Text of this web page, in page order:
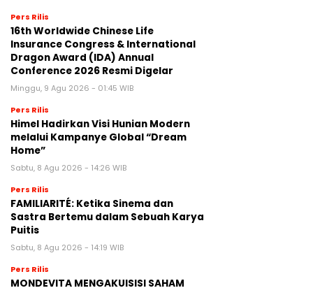
Pers Rilis
16th Worldwide Chinese Life
Insurance Congress & International
Dragon Award (IDA) Annual
Conference 2026 Resmi Digelar
Minggu, 9 Agu 2026 - 01:45 WIB
Pers Rilis
Himel Hadirkan Visi Hunian Modern
melalui Kampanye Global “Dream
Home”
Sabtu, 8 Agu 2026 - 14:26 WIB
Pers Rilis
FAMILIARITÉ: Ketika Sinema dan
Sastra Bertemu dalam Sebuah Karya
Puitis
Sabtu, 8 Agu 2026 - 14:19 WIB
Pers Rilis
MONDEVITA MENGAKUISISI SAHAM